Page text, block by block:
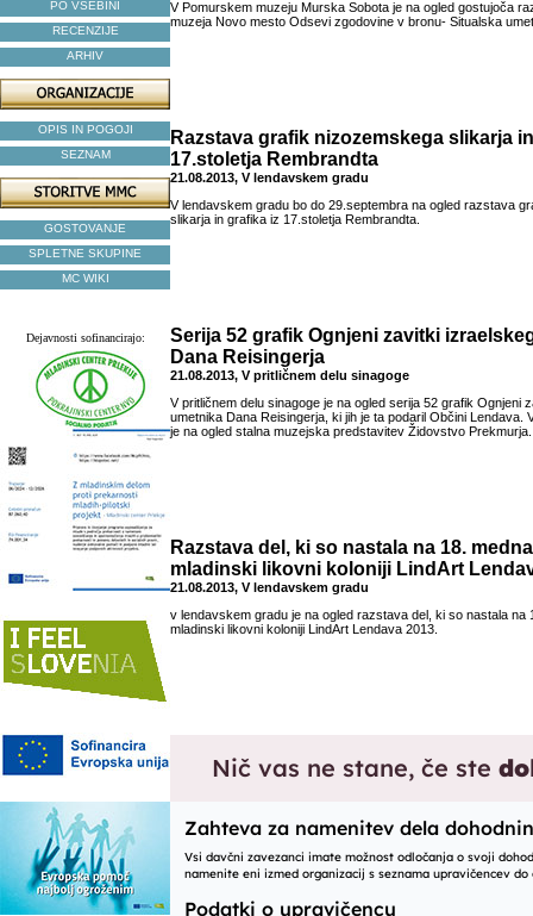
PO VSEBINI
RECENZIJE
ARHIV
OPIS IN POGOJI
SEZNAM
GOSTOVANJE
SPLETNE SKUPINE
MC WIKI
Dejavnosti sofinancirajo:
V Pomurskem muzeju Murska Sobota je na ogled gostujoča
muzeja Novo mesto Odsevi zgodovine v bronu- Situalska
Razstava grafik nizozemskega slikarja
17.stoletja Rembrandta
21.08.2013, V lendavskem gradu
V lendavskem gradu bo do 29.septembra na ogled razstava
slikarja in grafika iz 17.stoletja Rembrandta.
Serija 52 grafik Ognjeni zavitki
Dana Reisingerja
21.08.2013, V pritličnem delu sinagoge
V pritličnem delu sinagoge je na ogled serija 52 grafik Ognjeni
umetnika Dana Reisingerja, ki jih je ta podaril Občini Lendava.
je na ogled stalna muzejska predstavitev Židovstvo Prekmurja.
Razstava del, ki so nastala na 18.
mladinski likovni koloniji LindArt
21.08.2013, V lendavskem gradu
v lendavskem gradu je na ogled razstava del, ki so nastala na
mladinski likovni koloniji LindArt Lendava 2013.